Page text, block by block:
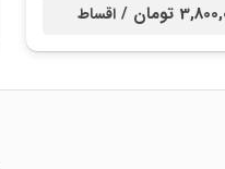
تومان / اقساط